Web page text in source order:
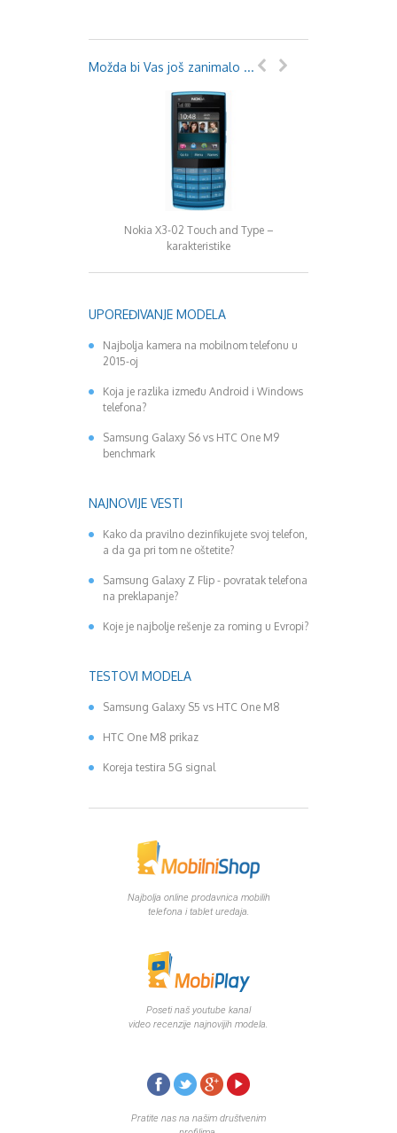
Možda bi Vas još zanimalo ...
Nokia X3-02 Touch and Type –
karakteristike
UPOREĐIVANJE MODELA
Najbolja kamera na mobilnom telefonu u
2015-oj
Koja je razlika između Android i Windows
telefona?
Samsung Galaxy S6 vs HTC One M9
benchmark
NAJNOVIJE VESTI
Kako da pravilno dezinfikujete svoj telefon,
a da ga pri tom ne oštetite?
Samsung Galaxy Z Flip - povratak telefona
na preklapanje?
Koje je najbolje rešenje za roming u Evropi?
TESTOVI MODELA
Samsung Galaxy S5 vs HTC One M8
HTC One M8 prikaz
Koreja testira 5G signal
Najbolja online prodavnica mobilih
telefona i tablet uredaja.
Poseti naš youtube kanal
video recenzije najnovijih modela.
Pratite nas na našim društvenim